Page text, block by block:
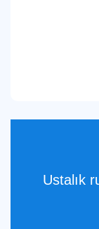
Ustalık